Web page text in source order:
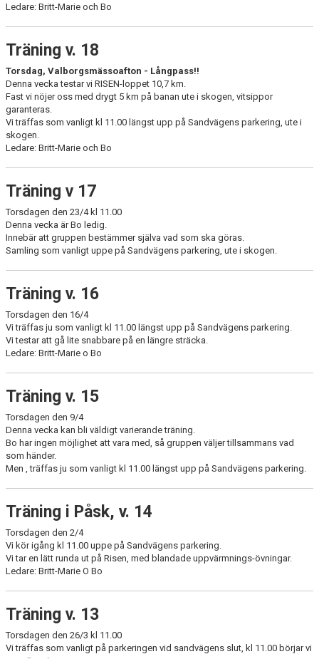
Ledare: Britt-Marie och Bo
Träning v. 18
Torsdag, Valborgsmässoafton - Långpass!!
Denna vecka testar vi RISEN-loppet 10,7 km.
Fast vi nöjer oss med drygt 5 km på banan ute i skogen, vitsippor
garanteras.
Vi träffas som vanligt kl 11.00 längst upp på Sandvägens parkering, ute i
skogen.
Ledare: Britt-Marie och Bo
Träning v 17
Torsdagen den 23/4 kl 11.00
Denna vecka är Bo ledig.
Innebär att gruppen bestämmer själva vad som ska göras.
Samling som vanligt uppe på Sandvägens parkering, ute i skogen.
Träning v. 16
Torsdagen den 16/4
Vi träffas ju som vanligt kl 11.00 längst upp på Sandvägens parkering.
Vi testar att gå lite snabbare på en längre sträcka.
Ledare: Britt-Marie o Bo
Träning v. 15
Torsdagen den 9/4
Denna vecka kan bli väldigt varierande träning.
Bo har ingen möjlighet att vara med, så gruppen väljer tillsammans vad
som händer.
Men , träffas ju som vanligt kl 11.00 längst upp på Sandvägens parkering.
Träning i Påsk, v. 14
Torsdagen den 2/4
Vi kör igång kl 11.00 uppe på Sandvägens parkering.
Vi tar en lätt runda ut på Risen, med blandade uppvärmnings-övningar.
Ledare: Britt-Marie O Bo
Träning v. 13
Torsdagen den 26/3 kl 11.00
Vi träffas som vanligt på parkeringen vid sandvägens slut, kl 11.00 börjar vi